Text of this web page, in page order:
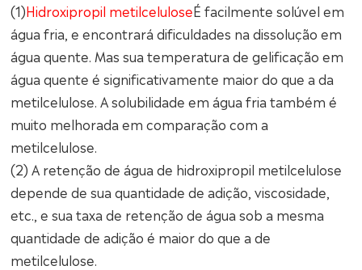
(1)Hidroxipropil metilceluloseÉ facilmente solúvel em
água fria, e encontrará dificuldades na dissolução em
água quente. Mas sua temperatura de gelificação em
água quente é significativamente maior do que a da
metilcelulose. A solubilidade em água fria também é
muito melhorada em comparação com a
metilcelulose.
(2) A retenção de água de hidroxipropil metilcelulose
depende de sua quantidade de adição, viscosidade,
etc., e sua taxa de retenção de água sob a mesma
quantidade de adição é maior do que a de
metilcelulose.